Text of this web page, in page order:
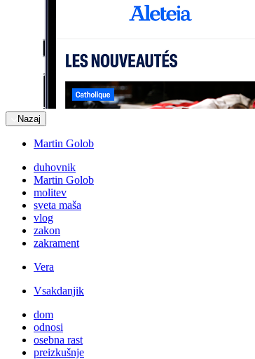
Nazaj
Martin Golob
duhovnik
Martin Golob
molitev
sveta maša
vlog
zakon
zakrament
Vera
Vsakdanjik
dom
odnosi
osebna rast
preizkušnje